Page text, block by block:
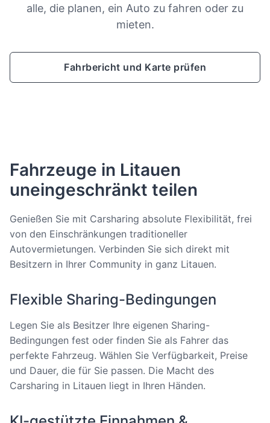
alle, die planen, ein Auto zu fahren oder zu
mieten.
Fahrbericht und Karte prüfen
Fahrzeuge in Litauen
uneingeschränkt teilen
Genießen Sie mit Carsharing absolute Flexibilität, frei
von den Einschränkungen traditioneller
Autovermietungen. Verbinden Sie sich direkt mit
Besitzern in Ihrer Community in ganz Litauen.
Flexible Sharing-Bedingungen
Legen Sie als Besitzer Ihre eigenen Sharing-
Bedingungen fest oder finden Sie als Fahrer das
perfekte Fahrzeug. Wählen Sie Verfügbarkeit, Preise
und Dauer, die für Sie passen. Die Macht des
Carsharing in Litauen liegt in Ihren Händen.